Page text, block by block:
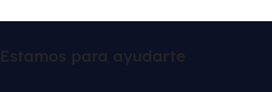
Estamos para ayudarte